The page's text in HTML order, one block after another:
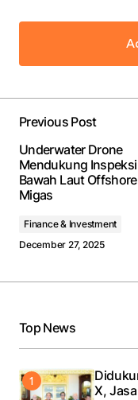
fields are marked
Comment
Save my
Previous Post
Underwater Drone
Mendukung Inspeksi
Bawah Laut Offshore
Migas
Finance & Investment
December 27, 2025
Top News
X,